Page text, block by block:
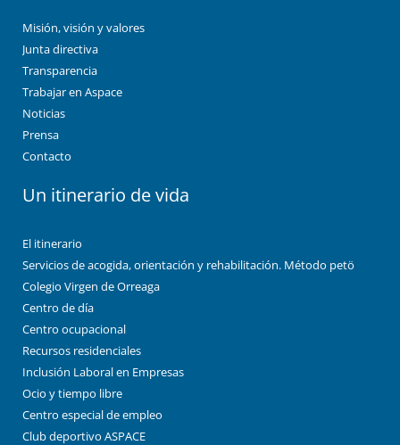
Misión, visión y valores
Junta directiva
Transparencia
Trabajar en Aspace
Noticias
Prensa
Contacto
Un itinerario de vida
El itinerario
Servicios de acogida, orientación y rehabilitación. Método petö
Colegio Virgen de Orreaga
Centro de día
Centro ocupacional
Recursos residenciales
Inclusión Laboral en Empresas
Ocio y tiempo libre
Centro especial de empleo
Club deportivo ASPACE